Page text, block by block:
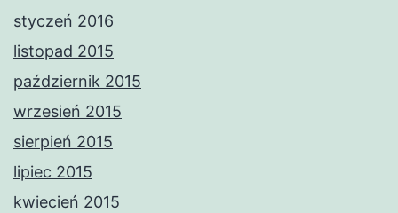
styczeń 2016
listopad 2015
październik 2015
wrzesień 2015
sierpień 2015
lipiec 2015
kwiecień 2015